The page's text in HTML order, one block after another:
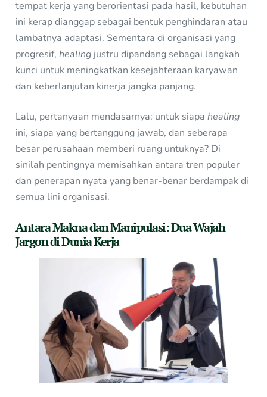
tempat kerja yang berorientasi pada hasil, kebutuhan
ini kerap dianggap sebagai bentuk penghindaran atau
lambatnya adaptasi. Sementara di organisasi yang
progresif,healing justru dipandang sebagai langkah
kunci untuk meningkatkan kesejahteraan karyawan
dan keberlanjutan kinerja jangka panjang.
Lalu, pertanyaan mendasarnya: untuk siapahealing
ini, siapa yang bertanggung jawab, dan seberapa
besar perusahaan memberi ruang untuknya? Di
sinilah pentingnya memisahkan antara tren populer
dan penerapan nyata yang benar-benar berdampak di
semua lini organisasi.
Antara Makna dan Manipulasi: Dua Wajah
Jargon di Dunia Kerja